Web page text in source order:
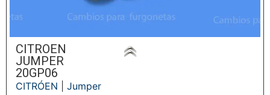
CITROEN
JUMPER
20GP06
CITRÓEN
Jumper